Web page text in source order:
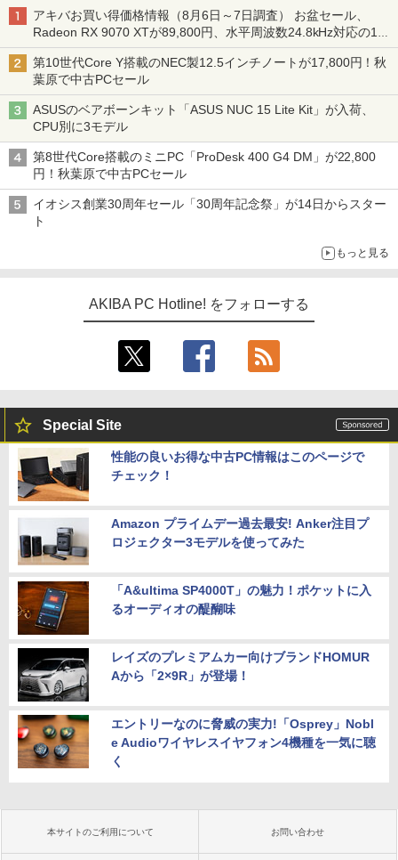
アキバお買い得価格情報（8月6日～7日調査） お盆セール、
Radeon RX 9070 XTが89,800円、水平周波数24.8kHz対応の17
型モニターが9,801円、暑さ指数連動セール ほか
第10世代Core Y搭載のNEC製12.5インチノートが17,800円！秋
葉原で中古PCセール
ASUSのベアボーンキット「ASUS NUC 15 Lite Kit」が入荷、
CPU別に3モデル
第8世代Core搭載のミニPC「ProDesk 400 G4 DM」が22,800
円！秋葉原で中古PCセール
イオシス創業30周年セール「30周年記念祭」が14日からスター
ト
もっと見る
AKIBA PC Hotline! をフォローする
Special Site
性能の良いお得な中古PC情報はこのページで
チェック！
Amazon プライムデー過去最安! Anker注目プ
ロジェクター3モデルを使ってみた
「A&ultima SP4000T」の魅力！ポケットに入
るオーディオの醍醐味
レイズのプレミアムカー向けブランドHOMUR
Aから「2×9R」が登場！
エントリーなのに脅威の実力!「Osprey」Nobl
e Audioワイヤレスイヤフォン4機種を一気に聴
く
本サイトのご利用について お問い合わせ